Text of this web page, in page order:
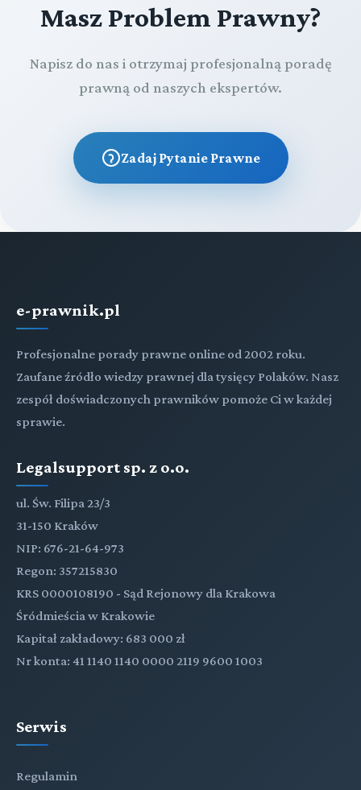
Masz Problem Prawny?
Napisz do nas i otrzymaj profesjonalną poradę
prawną od naszych ekspertów.
Zadaj Pytanie Prawne
e-prawnik.pl
Profesjonalne porady prawne online od 2002 roku.
Zaufane źródło wiedzy prawnej dla tysięcy Polaków. Nasz
zespół doświadczonych prawników pomoże Ci w każdej
sprawie.
Legalsupport sp. z o.o.
ul. Św. Filipa 23/3
31-150 Kraków
NIP: 676-21-64-973
Regon: 357215830
KRS 0000108190 - Sąd Rejonowy dla Krakowa
Śródmieścia w Krakowie
Kapitał zakładowy: 683 000 zł
Nr konta: 41 1140 1140 0000 2119 9600 1003
Serwis
Regulamin